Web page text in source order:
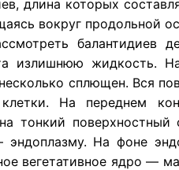
длина которых
вокруг продольной
балантидиев
излишнюю жидкость.
сплющен. Вся
На переднем
тонкий
На фоне
вегетативное ядро —